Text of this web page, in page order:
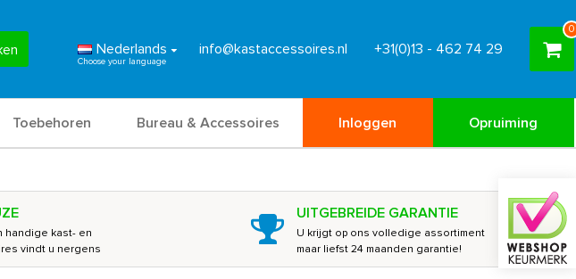
Nederlands info@kastaccessoires.nl +31(0)13 - 462 74 29
0
Toebehoren Bureau & Accessoires Inloggen Opruiming
handige kast- en
vindt u nergens
UITGEBREIDE GARANTIE
U krijgt op ons volledige assortiment
maar liefst 24 maanden garantie!